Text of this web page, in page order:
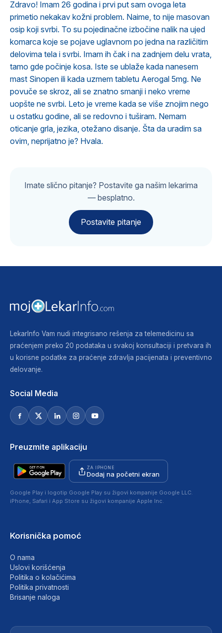
Zdravo! Imam 26 godina i prvi put sam ovoga leta
primetio nekakav kožni problem. Naime, to nije masovan
osip koji svrbi. To su pojedinačne izbočine nalik na ujed
komarca koje se pojave uglavnom po jedna na različitim
delovima tela i svrbi. Imam ih čak i na zadnjem delu vrata,
tamo gde počinje kosa. Iste se ublaže kada nanesem
mast Sinopen ili kada uzmem tabletu Aerogal 5mg. Ne
povuče se skroz, ali se znatno smanji i neko vreme
uopšte ne svrbi. Leto je vreme kada se više znojim nego
u ostatku godine, ali se redovno i tuširam. Nemam
oticanje grla, jezika, otežano disanje. Šta da uradim sa
ovim, neprijatno je? Hvala.
Imate slično pitanje? Postavite ga našim lekarima
— besplatno.
Postavite pitanje
LekarInfo Vam nudi integrisano rešenja za telemedicinu sa
praćenjem preko 20 podataka u svakoj konsultaciji i pretvara ih
u korisne podatke za praćenje zdravlja pacijenata i preventivno
delovanje.
Social Media
Preuzmite aplikaciju
ZA IPHONE
Dodaj na početni ekran
Google Play i logotip Google Play su žigovi kompanije Google LLC.
iPhone, Safari i App Store su žigovi kompanije Apple Inc.
Korisnička pomoć
O nama
Uslovi korišćenja
Politika o kolačićima
Politika privatnosti
Brisanje naloga